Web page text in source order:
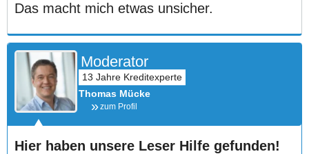
Das macht mich etwas unsicher.
Moderator
Thomas Mücke
zum Profil
Hier haben unsere Leser Hilfe gefunden!